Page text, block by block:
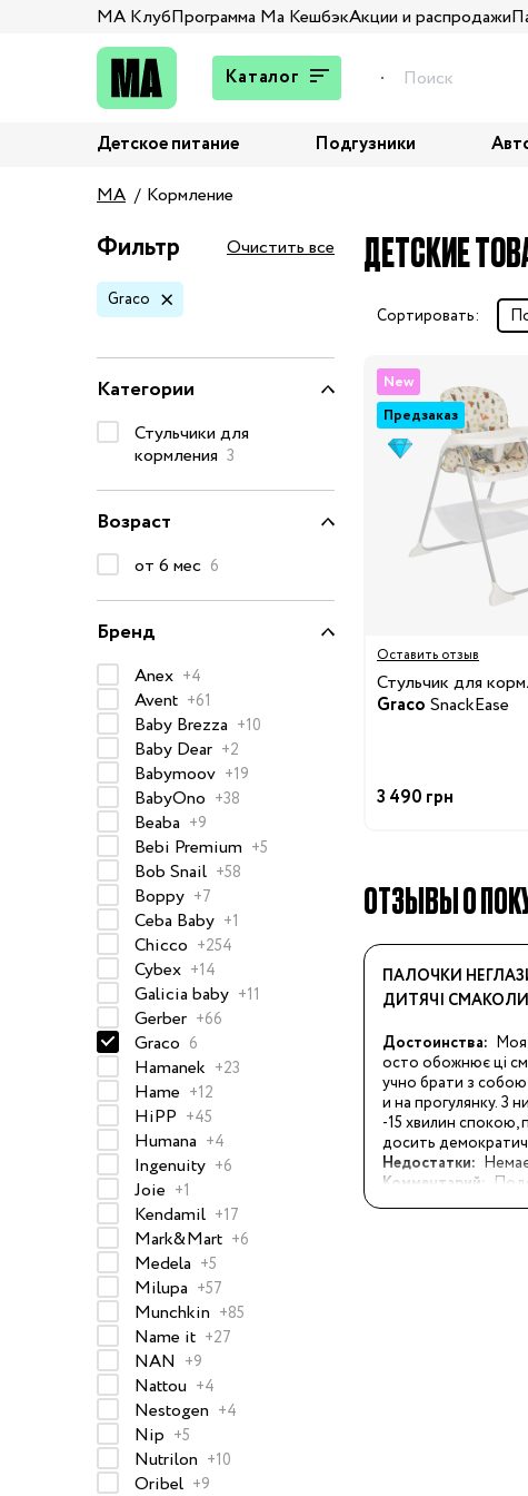
МА КлубПрограмма Ма КешбэкАкции и распродажи
Каталог
Одежда
Верхняя одежда
Жакеты и пиджаки
Кардиганы и пуловеры
Комбинезоны,
комплекты, боди
Купальники и плавки
Нижнее белье
Очки солнцезащитные
Пижамы и халаты
Платья и юбки
Термобелье
Полотенца и накидки
Футболки и майки
Шапки, шарфы, перчатки
Аксессуары
110-128 см
134-146 см
152-176 см
Ботинки и полуботинки
Детское питание Подгузники
MA
Кормление
Фильтр Очистить все
Graco
Категории
Стульчики для
кормления 3
Возраст
от 6 мес 6
Бренд
Anex +4
Avent +61
Baby Brezza +10
Baby Dear +2
Babymoov +19
BabyOno +38
Beaba +9
Bebi Premium +5
Bob Snail +58
Boppy +7
Ceba Baby +1
Chicco +254
Cybex +14
Galicia baby +11
Gerber +66
Graco 6
Hamanek +23
Hame +12
HiPP +45
Humana +4
Ingenuity +6
Joie +1
Kendamil +17
Mark&Mart +6
Medela +5
Milupa +57
Munchkin +85
Name it +27
NAN +9
Nattou +4
Nestogen +4
Nip +5
Nutrilon +10
Oribel +9
ДЕТСКИЕ
Сортировать:
New
Предзаказ
Оставить отзыв
Стульчик для
Graco SnackEase
3 490 грн
ОТЗЫВЫ О
ПАЛОЧКИ
ДИТЯЧІ
СЛИВА И ВАНИЛЬ,
Достоинства: Моя
осто обожнює ці
учно брати з собою
и на прогулянку. З
-15 хвилин спокою,
досить
Недостатки:
Комментарий:
смаки.